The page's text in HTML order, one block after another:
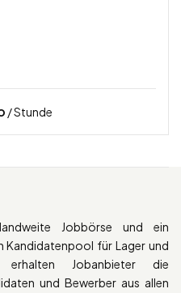
/ Stunde
Jobbörse und ein
Kandidatenpool für Lager und
Jobanbieter die
und Bewerber aus allen